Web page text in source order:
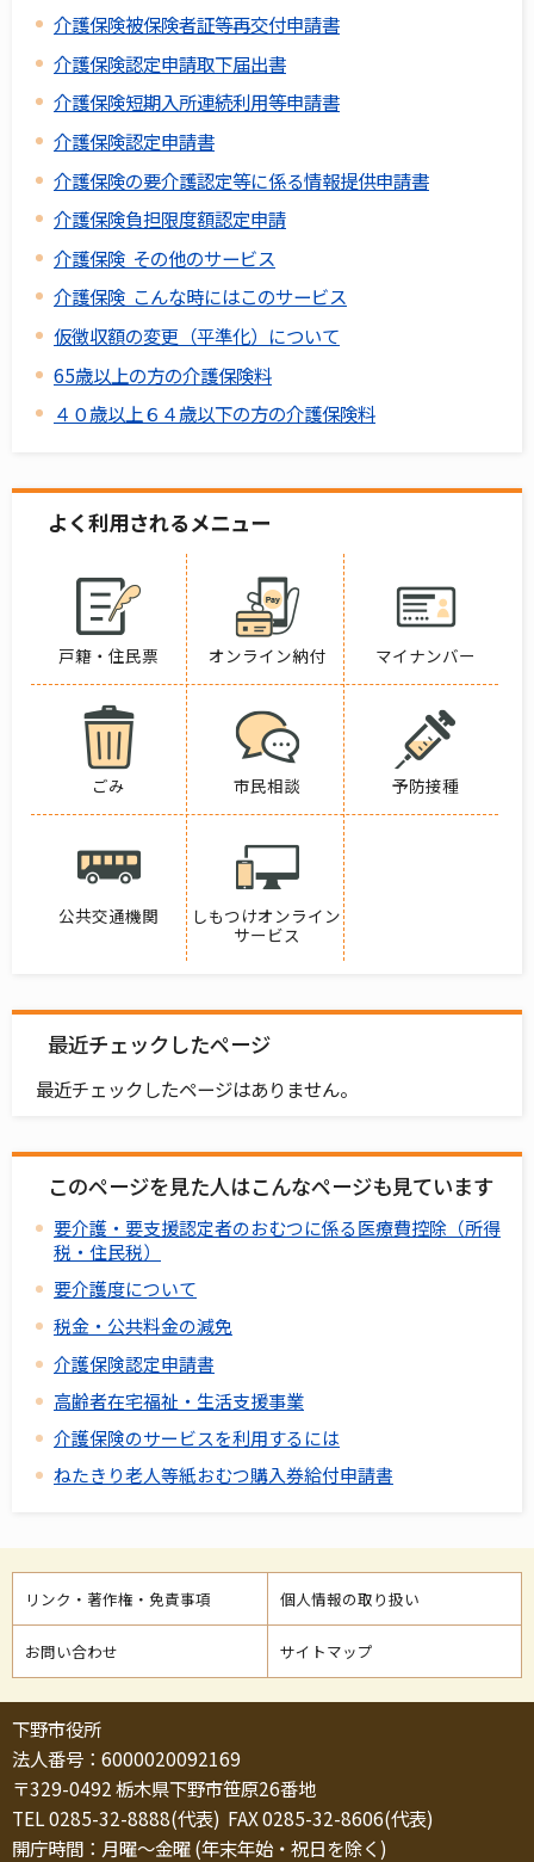
介護保険被保険者証等再交付申請書
介護保険認定申請取下届出書
介護保険短期入所連続利用等申請書
介護保険認定申請書
介護保険の要介護認定等に係る情報提供申請書
介護保険負担限度額認定申請
介護保険 その他のサービス
介護保険 こんな時にはこのサービス
仮徴収額の変更（平準化）について
65歳以上の方の介護保険料
４０歳以上６４歳以下の方の介護保険料
よく利用されるメニュー
戸籍・住民票 オンライン納付 マイナンバー
ごみ 市民相談 予防接種
公共交通機関
しもつけオンライン
サービス
最近チェックしたページ
最近チェックしたページはありません。
このページを見た人はこんなページも見ています
要介護・要支援認定者のおむつに係る医療費控除（所得
税・住民税）
要介護度について
税金・公共料金の減免
介護保険認定申請書
高齢者在宅福祉・生活支援事業
介護保険のサービスを利用するには
ねたきり老人等紙おむつ購入券給付申請書
リンク・著作権・免責事項 個人情報の取り扱い
お問い合わせ サイトマップ
下野市役所
法人番号：6000020092169
〒329-0492 栃木県下野市笹原26番地
TEL 0285-32-8888(代表) FAX 0285-32-8606(代表)
開庁時間：月曜～金曜 (年末年始・祝日を除く)